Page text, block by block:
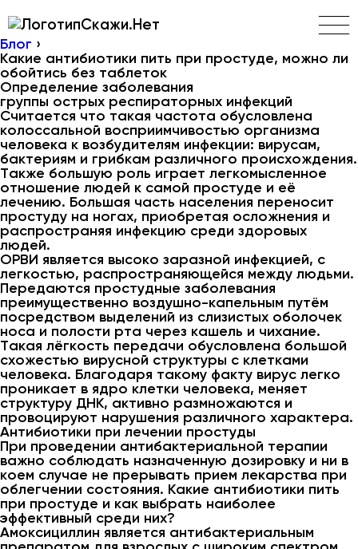
Скажи.Нет
Блог ›
Какие антибиотики пить при простуде, можно ли
обойтись без таблеток
Определение заболевания
группы острых респираторных инфекций
Считается что такая частота обусловлена
колоссальной восприимчивостью организма
человека к возбудителям инфекции: вирусам,
бактериям и грибкам различного происхождения.
Также большую роль играет легкомысленное
отношение людей к самой простуде и её
лечению. Большая часть населения переносит
простуду на ногах, приобретая осложнения и
распространяя инфекцию среди здоровых
людей.
ОРВИ является высоко заразной инфекцией, с
легкостью, распространяющейся между людьми.
Передаются простудные заболевания
преимущественно воздушно-капельным путём
посредством выделений из слизистых оболочек
носа и полости рта через кашель и чихание.
Такая лёгкость передачи обусловлена большой
схожестью вирусной структуры с клетками
человека. Благодаря такому факту вирус легко
проникает в ядро клетки человека, меняет
структуру ДНК, активно размножаются и
провоцируют нарушения различного характера.
Антибиотики при лечении простуды
При проведении антибактериальной терапии
важно соблюдать назначенную дозировку и ни в
коем случае не прерывать прием лекарства при
облегчении состояния. Какие антибиотики пить
при простуде и как выбрать наиболее
эффективный среди них?
Амоксициллин является антибактериальным